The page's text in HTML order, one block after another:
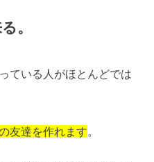
。
ている人がほとんどでは
友達を作れます。